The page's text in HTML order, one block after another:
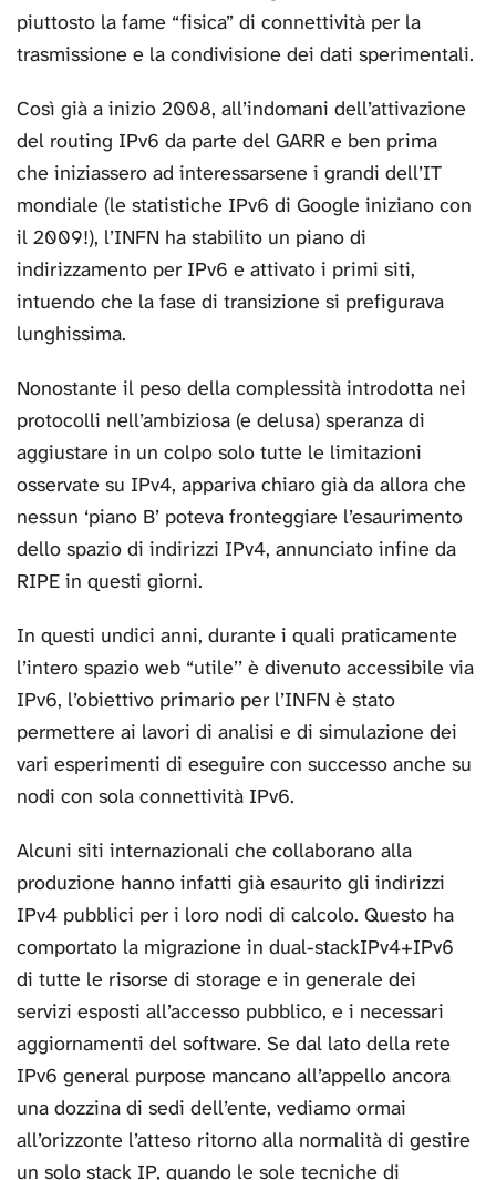
piuttosto la fame “fisica” di connettività per la
trasmissione e la condivisione dei dati sperimentali.
Così già a inizio 2008, all’indomani dell’attivazione
del routing IPv6 da parte del GARR e ben prima
che iniziassero ad interessarsene i grandi dell’IT
mondiale (le statistiche IPv6 di Google iniziano con
il 2009!), l’INFN ha stabilito un piano di
indirizzamento per IPv6 e attivato i primi siti,
intuendo che la fase di transizione si prefigurava
lunghissima.
Nonostante il peso della complessità introdotta nei
protocolli nell’ambiziosa (e delusa) speranza di
aggiustare in un colpo solo tutte le limitazioni
osservate su IPv4, appariva chiaro già da allora che
nessun ‘piano B’ poteva fronteggiare l’esaurimento
dello spazio di indirizzi IPv4, annunciato infine da
RIPE in questi giorni.
In questi undici anni, durante i quali praticamente
l’intero spazio web “utile’’ è divenuto accessibile via
IPv6, l’obiettivo primario per l’INFN è stato
permettere ai lavori di analisi e di simulazione dei
vari esperimenti di eseguire con successo anche su
nodi con sola connettività IPv6.
Alcuni siti internazionali che collaborano alla
produzione hanno infatti già esaurito gli indirizzi
IPv4 pubblici per i loro nodi di calcolo. Questo ha
comportato la migrazione in dual-stackIPv4+IPv6
di tutte le risorse di storage e in generale dei
servizi esposti all’accesso pubblico, e i necessari
aggiornamenti del software. Se dal lato della rete
IPv6 general purpose mancano all’appello ancora
una dozzina di sedi dell’ente, vediamo ormai
all’orizzonte l’atteso ritorno alla normalità di gestire
un solo stack IP, quando le sole tecniche di